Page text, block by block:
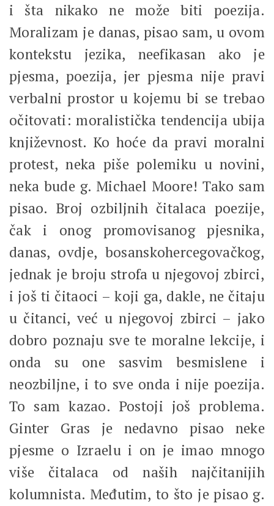
i šta nikako ne može biti poezija.
Moralizam je danas, pisao sam, u ovom
kontekstu jezika, neefikasan ako je
pjesma, poezija, jer pjesma nije pravi
verbalni prostor u kojemu bi se trebao
očitovati: moralistička tendencija ubija
književnost. Ko hoće da pravi moralni
protest, neka piše polemiku u novini,
neka bude g. Michael Moore! Tako sam
pisao. Broj ozbiljnih čitalaca poezije,
čak i onog promovisanog pjesnika,
danas, ovdje, bosanskohercegovačkog,
jednak je broju strofa u njegovoj zbirci,
i još ti čitaoci – koji ga, dakle, ne čitaju
u čitanci, već u njegovoj zbirci – jako
dobro poznaju sve te moralne lekcije, i
onda su one sasvim besmislene i
neozbiljne, i to sve onda i nije poezija.
To sam kazao. Postoji još problema.
Ginter Gras je nedavno pisao neke
pjesme o Izraelu i on je imao mnogo
više čitalaca od naših najčitanijih
kolumnista. Međutim, to što je pisao g.